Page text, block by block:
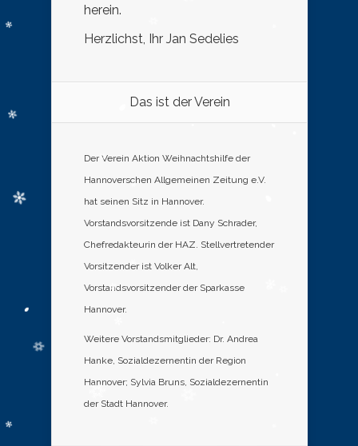
herein.
Herzlichst, Ihr Jan Sedelies
Das ist der Verein
Der Verein Aktion Weihnachtshilfe der
Hannoverschen Allgemeinen Zeitung e.V.
hat seinen Sitz in Hannover.
Vorstandsvorsitzende ist Dany Schrader,
Chefredakteurin der HAZ. Stellvertretender
Vorsitzender ist Volker Alt,
Vorstandsvorsitzender der Sparkasse
Hannover.
Weitere Vorstandsmitglieder: Dr. Andrea
Hanke, Sozialdezernentin der Region
Hannover; Sylvia Bruns, Sozialdezernentin
der Stadt Hannover.